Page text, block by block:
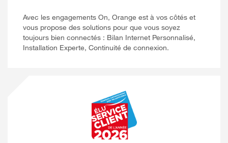
Avec les engagements On, Orange est à vos côtés et
vous propose des solutions pour que vous soyez
toujours bien connectés : Bilan Internet Personnalisé,
Installation Experte, Continuité de connexion.